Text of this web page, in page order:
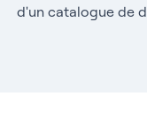
d'un catalogue de